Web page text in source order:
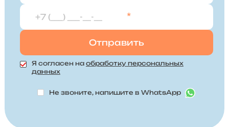
*
Я согласен на обработку персональных
данных
Не звоните, напишите в WhatsApp